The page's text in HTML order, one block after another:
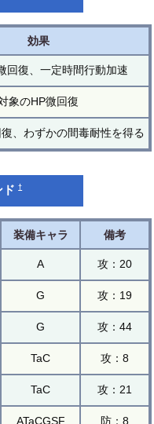
効果
回復、一定時間行動加速
象のHP微回復
、わずかの間毒耐性を得る
ド†
装備キャラ 備考
A 攻：20
G 攻：19
G 攻：44
TaC 攻：8
TaC 攻：21
ATaCGSF 防：8